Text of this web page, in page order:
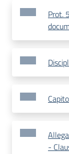
Prot.
-